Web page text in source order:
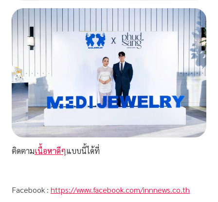
ติดตามเนื้อหาดีๆแบบนี้ได้ที่
Facebook : https://www.facebook.com/innnews.co.th